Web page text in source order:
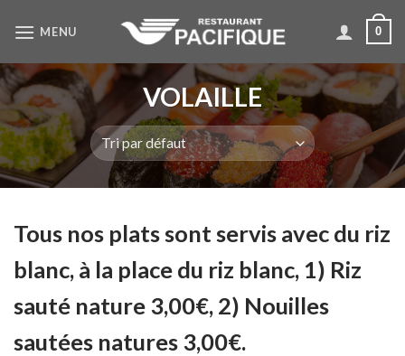
MENU 0
VOLAILLE
Tous nos plats sont servis avec du riz
blanc, à la place du riz blanc, 1) Riz
sauté nature 3,00€, 2) Nouilles
sautées natures 3,00€.